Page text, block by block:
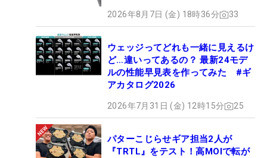
2026年8月7日 (金) 18時36分 33
ウェッジってどれも一緒に見えるけ
ど…違いってあるの？ 最新24モデ
ルの性能早見表を作ってみた #ギ
アカタログ2026
2026年7月31日 (金) 12時15分 25
パターこじらせギア担当2人が
『TRTL』をテスト！高MOIで転が